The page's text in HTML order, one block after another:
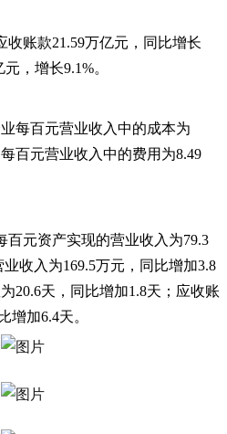
账款21.59万亿元，同比增长
，增长9.1%。
每百元营业收入中的成本为
百元营业收入中的费用为8.49
百元资产实现的营业收入为79.3
收入为169.5万元，同比增加3.8
20.6天，同比增加1.8天；应收账
增加6.4天。